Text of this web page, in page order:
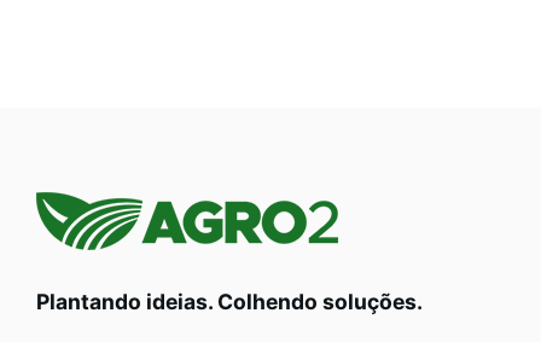
Plantando ideias. Colhendo soluções.